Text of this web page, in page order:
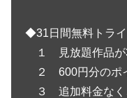
◆31日間無料トラ
１ 見放題作品
２ 600円分のポ
３ 追加料金なく